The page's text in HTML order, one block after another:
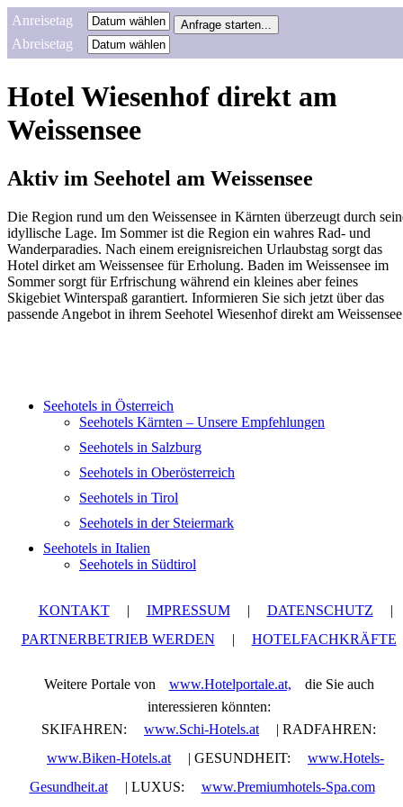
Anreisetag
Abreisetag
Hotel Wiesenhof direkt am
Weissensee
Aktiv im Seehotel am Weissensee
Die Region rund um den Weissensee in Kärnten überzeugt durch
idyllische Lage. Im Sommer ist die Region ein wahres Rad- und
Wanderparadies. Nach einem ereignisreichen Urlaubstag sorgt das
Hotel dirket am Weissensee für Erholung. Baden im Weissensee im
Sommer sorgt für Erfrischung während ein kleines aber feines
Skigebiet Winterspaß garantiert. Informieren Sie sich jetzt über das
passende Angebot in ihrem Seehotel Wiesenhof direkt am
Seehotels in Österreich
Seehotels Kärnten – Unsere Empfehlungen
Seehotels in Salzburg
Seehotels in Oberösterreich
Seehotels in Tirol
Seehotels in der Steiermark
Seehotels in Italien
Seehotels in Südtirol
KONTAKT | IMPRESSUM | DATENSCHUTZ
|
PARTNERBETRIEB WERDEN
| HOTELFACHKRÄFTE
Weitere Portale von www.Hotelportale.at,
die Sie auch
interessieren könnten:
SKIFAHREN:
www.Schi-Hotels.at
| RADFAHREN:
www.Biken-Hotels.at
| GESUNDHEIT:
www.Hotels-
Gesundheit.at
| LUXUS: www.Premiumhotels-Spa.com